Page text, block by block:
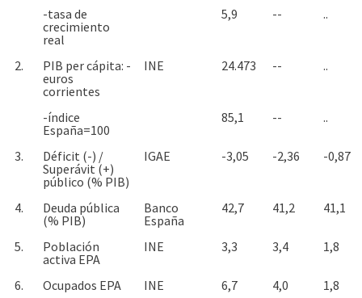
-tasa de
crecimiento
real
5,9 -- ..
2.
PIB per cápita: -
euros
corrientes
INE 24.473 -- ..
-índice
España=100
85,1 -- ..
3.
Déficit (-) /
Superávit (+)
público (% PIB)
IGAE -3,05 -2,36 -0,87
4.
Deuda pública
(% PIB)
Banco
España
42,7 41,2 41,1
5.
Población
activa EPA
INE 3,3 3,4 1,8
6. Ocupados EPA INE 6,7 4,0
1,8